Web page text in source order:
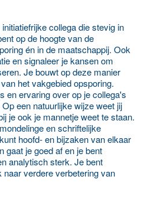
collega die stevig in
op de hoogte van de
én in de maatschappij. Ook
en signaleer je kansen om
Je bouwt op deze manier
het vakgebied opsporing.
en ervaring over op je collega's
een natuurlijke wijze weet jij
je ook je mannetje weet te staan.
en schriftelijke
hoofd- en bijzaken van elkaar
gaat je goed af en je bent
analytisch sterk. Je bent
verdere verbetering van